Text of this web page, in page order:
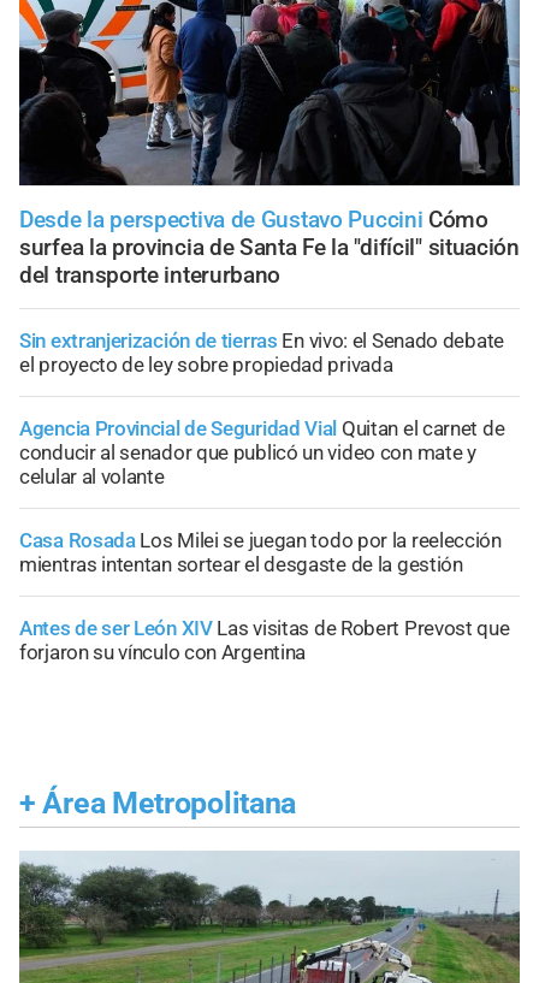
Desde la perspectiva de Gustavo Puccini Cómo
surfea la provincia de Santa Fe la "difícil" situación
del transporte interurbano
Sin extranjerización de tierras En vivo: el Senado debate
el proyecto de ley sobre propiedad privada
Agencia Provincial de Seguridad Vial Quitan el carnet de
conducir al senador que publicó un video con mate y
celular al volante
Casa Rosada Los Milei se juegan todo por la reelección
mientras intentan sortear el desgaste de la gestión
Antes de ser León XIV Las visitas de Robert Prevost que
forjaron su vínculo con Argentina
+ Área Metropolitana